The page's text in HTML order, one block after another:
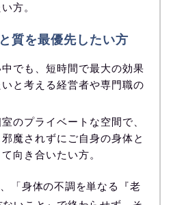
方。
質を最優先したい方
でも、短時間で最大の効果
いと考える経営者や専門職の
のプライベートな空間で、
魔されずにご自身の身体と
向き合いたい方。
「身体の不調を単なる『老